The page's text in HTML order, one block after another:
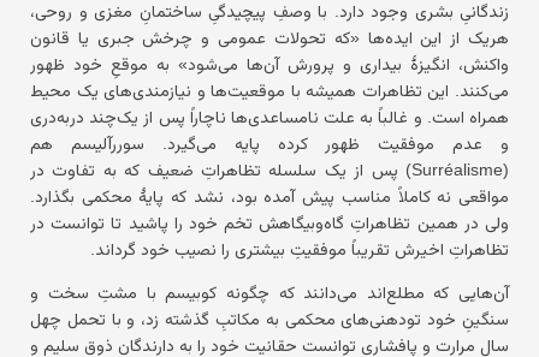
زندگانیِ بشری وجود دارد. با وصفِ پیچیدگیِ ساختمانِ مغزی و روحی،
هریک از این ایده‌ها «که تحولات عمومی و چرخش جبری یا قانون
واکنش، انگیزهٔ بیداری و پرورش آن‌ها می‌شود» به موقعِ خود ظهور
می‌کنند. این تظاهرات همیشه با موقعیت‌ها و نیازمندی‌های یک محیط
همراه است. و غالباً به علت نامساعدی‌ها ناچاراً پس از یک‌چند دربه‌دری
و عدم موفقیت ظهور کرده پایه می‌گیرد. سوررآلیسم هم
(Surréalisme) پس از یک سلسله تظاهراتِ ضعیف که به تفاوت در
مواقعی نه کاملاً مناسب پیش آمده بود، نشد که پایهٔ محکمی بگذارد.
ولی در همین تظاهراتِ گاه‌وبیگاهش تخم خود را پاشید تا توانست در
تظاهراتِ اخیرش تقریباً موفقیتِ بیشتری را نصیب خود گرداند.
آن‌هایی که مطلع‌اند می‌دانند که چگونه کوبیسم با مشتِ سخت و
سنگینِ خود تودهنی‌های محکمی به مکاتبِ گذشته زد، و با تحمل چهل
سال مرارت و پافشاری توانست حقانیت خود را به دارندگان ذوق سلیم و